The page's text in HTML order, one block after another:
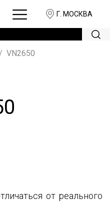
Г. МОСКВА
VN2650
от реального